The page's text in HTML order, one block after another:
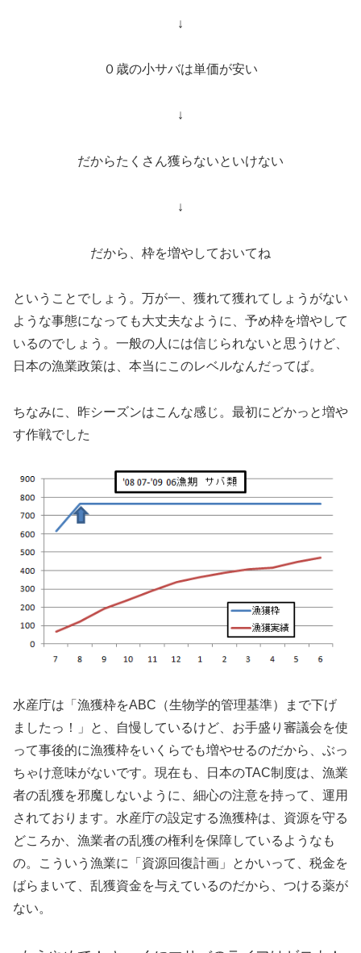
↓
０歳の小サバは単価が安い
↓
だからたくさん獲らないといけない
↓
だから、枠を増やしておいてね
ということでしょう。万が一、獲れて獲れてしょうがない
ような事態になっても大丈夫なように、予め枠を増やして
いるのでしょう。一般の人には信じられないと思うけど、
日本の漁業政策は、本当にこのレベルなんだってば。
ちなみに、昨シーズンはこんな感じ。最初にどかっと増や
す作戦でした
水産庁は「漁獲枠をABC（生物学的管理基準）まで下げ
ましたっ！」と、自慢しているけど、お手盛り審議会を使
って事後的に漁獲枠をいくらでも増やせるのだから、ぶっ
ちゃけ意味がないです。現在も、日本のTAC制度は、漁業
者の乱獲を邪魔しないように、細心の注意を持って、運用
されております。水産庁の設定する漁獲枠は、資源を守る
どころか、漁業者の乱獲の権利を保障しているようなも
の。こういう漁業に「資源回復計画」とかいって、税金を
ばらまいて、乱獲資金を与えているのだから、つける薬が
ない。